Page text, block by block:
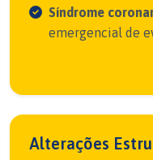
Síndrome
emergencial de
Alterações